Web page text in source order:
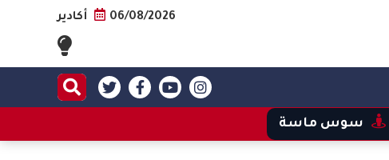
06/08/2026 أكادير
سوس ماسة